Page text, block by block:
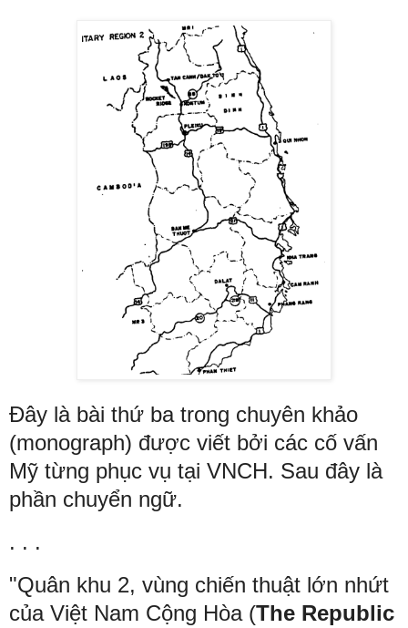
Đây là bài thứ ba trong chuyên khảo
(monograph) được viết bởi các cố vấn
Mỹ từng phục vụ tại VNCH. Sau đây là
phần chuyển ngữ.
. . .
"Quân khu 2, vùng chiến thuật lớn nhứt
của Việt Nam Cộng Hòa (The Republic